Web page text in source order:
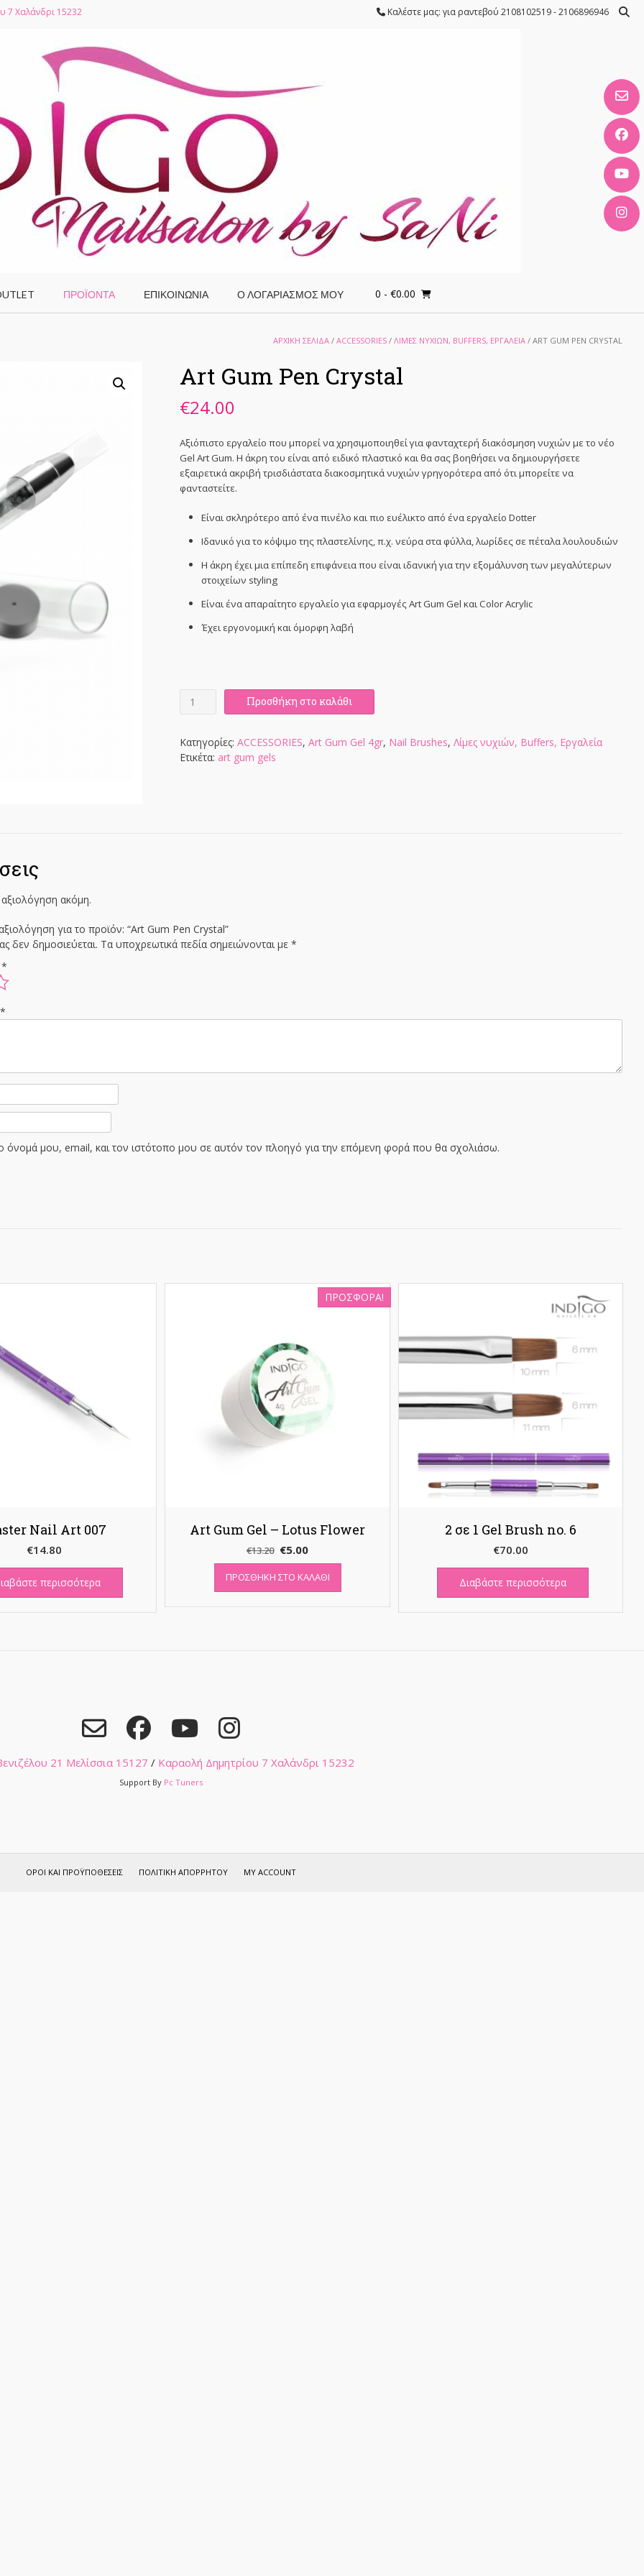
7 Χαλάνδρι 15232 Καλέστε μας: για ραντεβού 2108102519 - 2106896946
ΠΡΟΪΌΝΤΑ ΕΠΙΚΟΙΝΩΝΙΑ Ο ΛΟΓΑΡΙΑΣΜΌΣ ΜΟΥ 0 - €0.00
ΑΡΧΙΚΉ ΣΕΛΊΔΑ / ACCESSORIES / ΛΊΜΕΣ ΝΥΧΙΏΝ, BUFFERS, ΕΡΓΑΛΕΊΑ / ART GUM PEN CRYSTAL
Art Gum Pen Crystal
€24.00
Αξιόπιστο εργαλείο που μπορεί να χρησιμοποιηθεί για φανταχτερή διακόσμηση νυχιών με το νέο
Gel Art Gum. Η άκρη του είναι από ειδικό πλαστικό και θα σας βοηθήσει να δημιουργήσετε
εξαιρετικά ακριβή τρισδιάστατα διακοσμητικά νυχιών γρηγορότερα από ότι μπορείτε να
φανταστείτε.
Είναι σκληρότερο από ένα πινέλο και πιο ευέλικτο από ένα εργαλείο Dotter
Ιδανικό για το κόψιμο της πλαστελίνης, π.χ. νεύρα στα φύλλα, λωρίδες σε πέταλα λουλουδιών
Η άκρη έχει μια επίπεδη επιφάνεια που είναι ιδανική για την εξομάλυνση των μεγαλύτερων
στοιχείων styling
Είναι ένα απαραίτητο εργαλείο για εφαρμογές Art Gum Gel και Color Acrylic
Έχει εργονομική και όμορφη λαβή
Art
Crystal
ποσότητα
Προσθήκη στο καλάθι
Κατηγορίες: ACCESSORIES, Art Gum Gel 4gr, Nail Brushes, Λίμες νυχιών, Buffers, Εργαλεία
Ετικέτα: art gum gels
ακόμη.
για το προϊόν: “Art Gum Pen Crystal”
δεν δημοσιεύεται. Τα υποχρεωτικά πεδία σημειώνονται με*
*
*
όνομά μου, email, και τον ιστότοπο μου σε αυτόν τον πλοηγό για την επόμενη φορά που θα σχολιάσω.
Nail Art 007
€14.80
περισσότερα
ΠΡΟΣΦΟΡΆ!
Art Gum Gel – Lotus Flower
€13.20 Original
price
was:
€13.20.
€5.00Η
τρέχουσα
τιμή
είναι:
ΠΡΟΣΘΉΚΗ ΣΤΟ ΚΑΛΆΘΙ
2 σε 1 Gel Brush no. 6
€70.00
Διαβάστε περισσότερα
21 Μελίσσια 15127 / Καραολή Δημητρίου 7 Χαλάνδρι 15232
Support By Pc Tuners
ΌΡΟΙ ΚΑΙ ΠΡΟΫΠΟΘΈΣΕΙΣ ΠΟΛΙΤΙΚΉ ΑΠΟΡΡΉΤΟΥ MY ACCOUNT